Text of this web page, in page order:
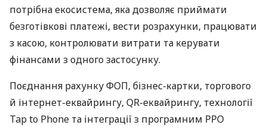
потрібна екосистема, яка дозволяє приймати
безготівкові платежі, вести розрахунки, працювати
з касою, контролювати витрати та керувати
фінансами з одного застосунку.
Поєднання рахунку ФОП, бізнес-картки, торгового
й інтернет-еквайрингу, QR-еквайрингу, технології
Tap to Phone та інтеграції з програмним РРО